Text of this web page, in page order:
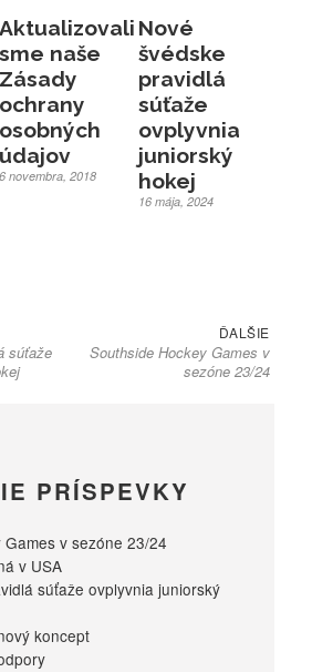
Aktualizovali
sme naše
Zásady
ochrany
osobných
údajov
6 novembra, 2018
Nové
švédske
pravidlá
súťaže
ovplyvnia
juniorský
hokej
16 mája, 2024
súťaže
ĎALŠIENext
post:
Southside Hockey Games v
sezóne 23/24
PRÍSPEVKY
v sezóne 23/24
v USA
súťaže ovplyvnia juniorský
koncept